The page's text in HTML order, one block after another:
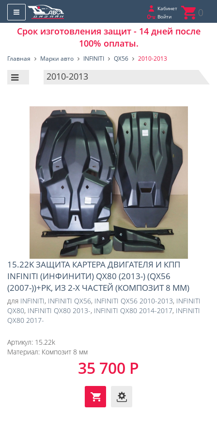
Кабинет
Войти
0
Срок изготовления защит - 14 дней после
100% оплаты.
Главная Марки авто INFINITI QX56 2010-2013
2010-2013
15.22K ЗАЩИТА КАРТЕРА ДВИГАТЕЛЯ И КПП
INFINITI (ИНФИНИТИ) QX80 (2013-) (QX56
(2007-))+РК, ИЗ 2-Х ЧАСТЕЙ (КОМПОЗИТ 8 ММ)
для INFINITI, INFINITI QX56, INFINITI QX56 2010-2013, INFINITI
QX80, INFINITI QX80 2013-, INFINITI QX80 2014-2017, INFINITI
QX80 2017-
Артикул: 15.22k
Материал: Композит 8 мм
35 700 Р